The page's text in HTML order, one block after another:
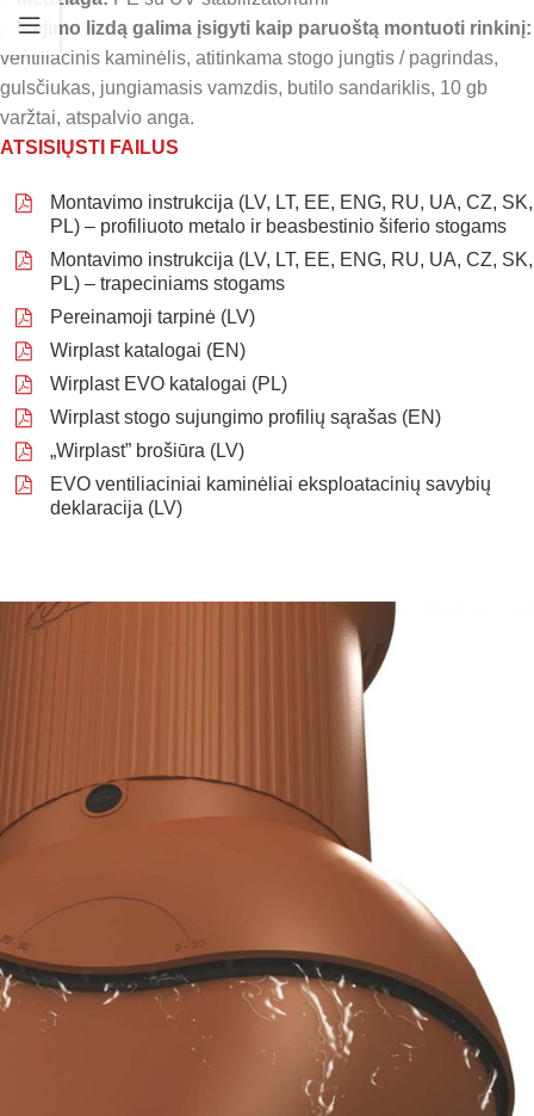
Išėjimo lizdą galima įsigyti kaip paruoštą montuoti rinkinį:
ventiliacinis kaminėlis, atitinkama stogo jungtis / pagrindas,
gulsčiukas, jungiamasis vamzdis, butilo sandariklis, 10 gb
varžtai, atspalvio anga.
ATSISIŲSTI FAILUS
Montavimo instrukcija (LV, LT, EE, ENG, RU, UA, CZ, SK,
PL) – profiliuoto metalo ir beasbestinio šiferio stogams
Montavimo instrukcija (LV, LT, EE, ENG, RU, UA, CZ, SK,
PL) – trapeciniams stogams
Pereinamoji tarpinė (LV)
Wirplast katalogai (EN)
Wirplast EVO katalogai (PL)
Wirplast stogo sujungimo profilių sąrašas (EN)
„Wirplast” brošiūra (LV)
EVO ventiliaciniai kaminėliai eksploatacinių savybių
deklaracija (LV)